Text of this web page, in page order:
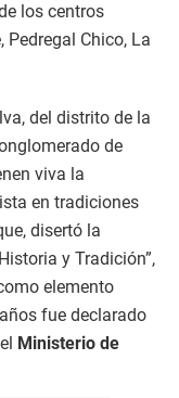
los centros
Pedregal Chico, La
del distrito de la
de
viva la
en tradiciones
disertó la
y Tradición”,
elemento
fue declarado
Ministerio de